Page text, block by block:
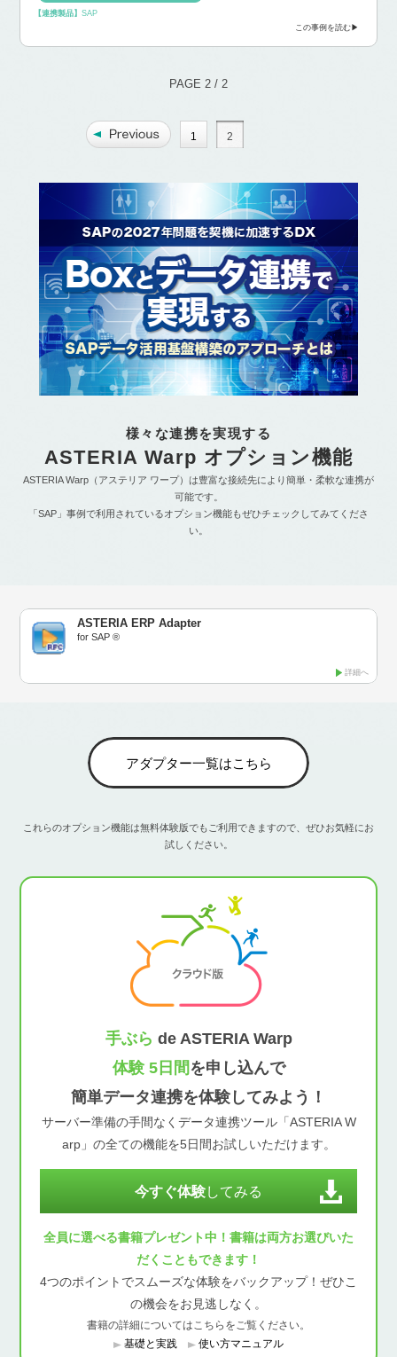
【連携製品】SAP
この事例を読む
PAGE 2 / 2
1 2
様々な連携を実現する
ASTERIA Warp オプション機能
ASTERIA Warp（アステリア ワープ）は豊富な接続先により簡単・柔軟な連携が
可能です。
「SAP」事例で利用されているオプション機能もぜひチェックしてみてくださ
い。
ASTERIA ERP Adapter
for SAP ®
詳細へ
アダプター一覧はこちら
これらのオプション機能は無料体験版でもご利用できますので、ぜひお気軽にお
試しください。
手ぶら de ASTERIA Warp
体験 5日間を申し込んで
簡単データ連携を体験してみよう！
サーバー準備の手間なくデータ連携ツール「ASTERIA W
arp」の全ての機能を5日間お試しいただけます。
今すぐ体験してみる
全員に選べる書籍プレゼント中！書籍は両方お選びいた
だくこともできます！
4つのポイントでスムーズな体験をバックアップ！ぜひこ
の機会をお見逃しなく。
書籍の詳細についてはこちらをご覧ください。
基礎と実践
使い方マニュアル